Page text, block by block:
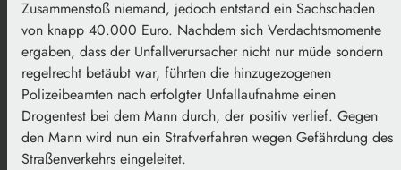
Zusammenstoß niemand, jedoch entstand ein Sachschaden
von knapp 40.000 Euro. Nachdem sich Verdachtsmomente
ergaben, dass der Unfallverursacher nicht nur müde sondern
regelrecht betäubt war, führten die hinzugezogenen
Polizeibeamten nach erfolgter Unfallaufnahme einen
Drogentest bei dem Mann durch, der positiv verlief. Gegen
den Mann wird nun ein Strafverfahren wegen Gefährdung des
Straßenverkehrs eingeleitet.